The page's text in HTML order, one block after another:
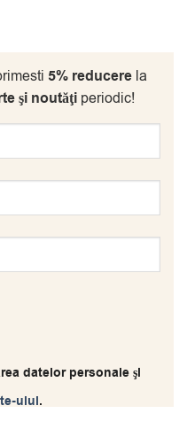
5% reducere la
şi noutăţiperiodic!
datelor personale şi
ului.